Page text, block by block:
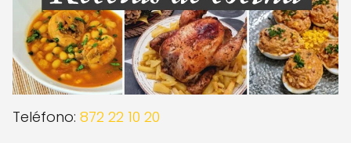
Teléfono: 872 22 10 20